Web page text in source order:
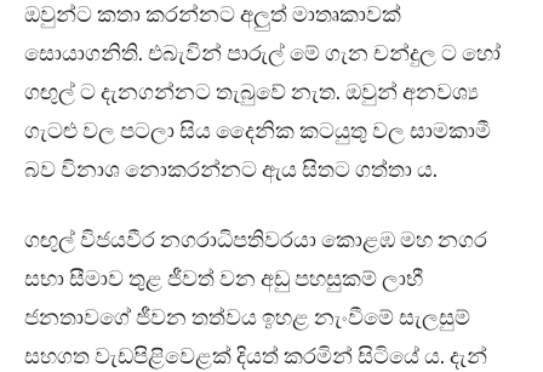
ඔවුන්ට කතා කරන්නට අලුත් මාතෘකාවක්
සොයාගනිති. එබැවින් පාරුල් මේ ගැන චන්දුල ට හෝ
ගඟුල් ට දැනගන්නට තැබුවේ නැත. ඔවුන් අනවශ්‍ය
ගැටළු වල පටලා සිය දෛනික කටයුතු වල සාමකාමී
බව විනාශ නොකරන්නට ඇය සිතට ගත්තා ය.
ගඟුල් විජයවීර නගරාධිපතිවරයා කොළඹ මහ නගර
සභා සීමාව තුළ ජීවත් වන අඩු පහසුකම් ලාභී
ජනතාවගේ ජීවන තත්වය ඉහළ නැංවීමේ සැලසුම්
සහගත වැඩපිළිවෙළක් දියත් කරමින් සිටියේ ය. දැන්